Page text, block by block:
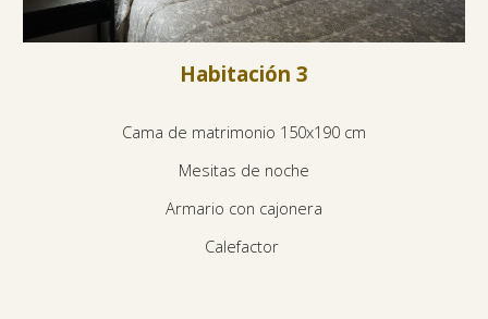
Habitación 3
Cama de matrimonio 150x190 cm
Mesitas de noche
Armario con cajonera
Calefactor